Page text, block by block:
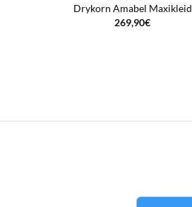
Drykorn Amabel Maxikleid
269,90€